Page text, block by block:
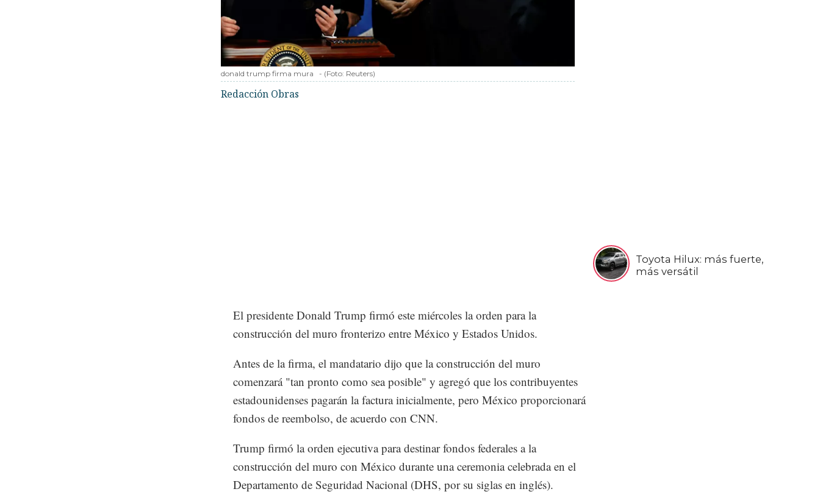
Toyota Hilux: más fuerte,
más versátil
donald trump firma mura - (Foto: Reuters)
Redacción Obras
El presidente Donald Trump firmó este miércoles la orden para la
construcción del muro fronterizo entre México y Estados Unidos.
Antes de la firma, el mandatario dijo que la construcción del muro
comenzará "tan pronto como sea posible" y agregó que los contribuyentes
estadounidenses pagarán la factura inicialmente, pero México proporcionará
fondos de reembolso, de acuerdo con CNN.
Trump firmó la orden ejecutiva para destinar fondos federales a la
construcción del muro con México durante una ceremonia celebrada en el
Departamento de Seguridad Nacional (DHS, por su siglas en inglés).